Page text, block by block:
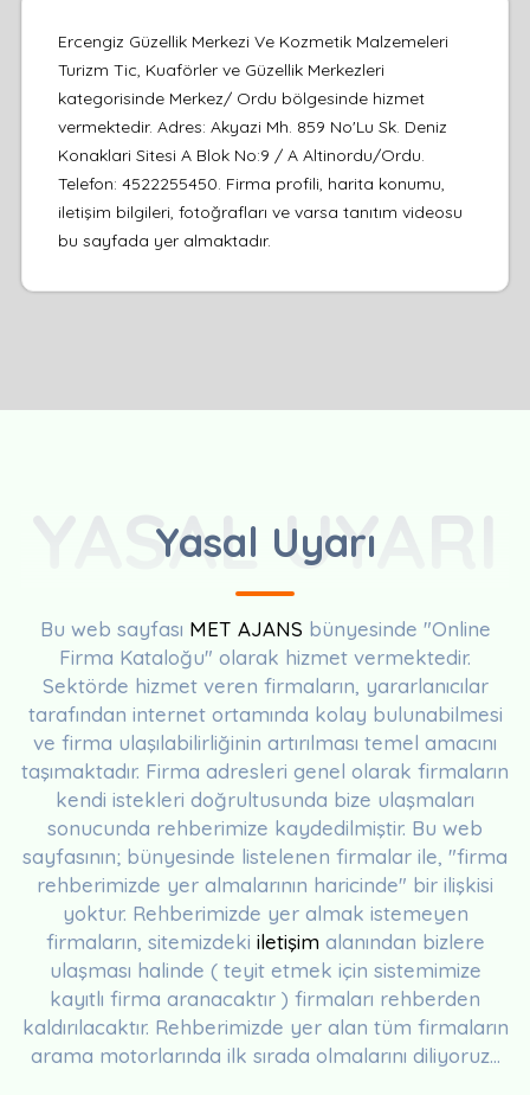
Ercengiz Güzellik Merkezi Ve Kozmetik Malzemeleri
Turizm Tic, Kuaförler ve Güzellik Merkezleri
kategorisinde Merkez/ Ordu bölgesinde hizmet
vermektedir. Adres: Akyazi Mh. 859 No'Lu Sk. Deniz
Konaklari Sitesi A Blok No:9 / A Altinordu/Ordu.
Telefon: 4522255450. Firma profili, harita konumu,
iletişim bilgileri, fotoğrafları ve varsa tanıtım videosu
bu sayfada yer almaktadır.
Yasal Uyarı
YASAL UYARI
Bu web sayfası MET AJANS bünyesinde "Online
Firma Kataloğu" olarak hizmet vermektedir.
Sektörde hizmet veren firmaların, yararlanıcılar
tarafından internet ortamında kolay bulunabilmesi
ve firma ulaşılabilirliğinin artırılması temel amacını
taşımaktadır. Firma adresleri genel olarak firmaların
kendi istekleri doğrultusunda bize ulaşmaları
sonucunda rehberimize kaydedilmiştir. Bu web
sayfasının; bünyesinde listelenen firmalar ile, "firma
rehberimizde yer almalarının haricinde" bir ilişkisi
yoktur. Rehberimizde yer almak istemeyen
firmaların, sitemizdeki iletişim alanından bizlere
ulaşması halinde ( teyit etmek için sistemimize
kayıtlı firma aranacaktır ) firmaları rehberden
kaldırılacaktır. Rehberimizde yer alan tüm firmaların
arama motorlarında ilk sırada olmalarını diliyoruz...